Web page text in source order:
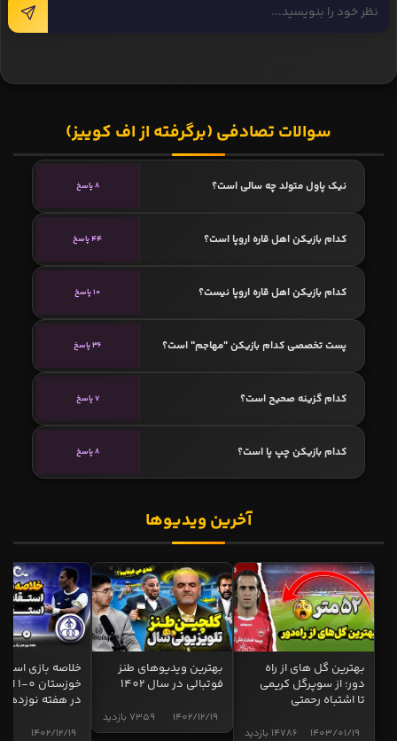
سوالات تصادفی (برگرفته از اف کوییز)
نیک پاول متولد چه سالی است؟ 8 پاسخ
کدام بازیکن اهل قاره اروپا است؟ 44 پاسخ
کدام بازیکن اهل قاره اروپا نیست؟ 10 پاسخ
پست تخصصی کدام بازیکن "مهاجم" است؟ 36 پاسخ
کدام گزینه صحیح است؟ 7 پاسخ
کدام بازیکن چپ پا است؟ 8 پاسخ
آخرین ویدیوها
بهترین گل های از راه
دور؛ از سوپرگل کریمی
تا اشتباه رحمتی
14786 بازدید 1403/01/19
بهترین ویدیوهای طنز
فوتبالی در سال 1402
7359 بازدید 1402/12/19
خلاصه بازی
در هفته نوزدهم
1402/12/19